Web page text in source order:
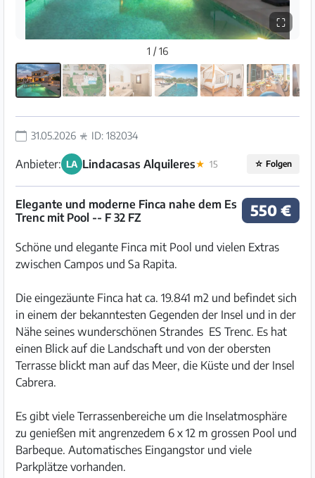
⛶
1 / 16
31.05.2026 ID: 182034
Anbieter: LA Lindacasas Alquileres★ 15 ☆ Folgen
550 €
Elegante und moderne Finca nahe dem Es
Trenc mit Pool -- F 32 FZ
Schöne und elegante Finca mit Pool und vielen Extras
zwischen Campos und Sa Rapita.
Die eingezäunte Finca hat ca. 19.841 m2 und befindet sich
in einem der bekanntesten Gegenden der Insel und in der
Nähe seines wunderschönen Strandes ES Trenc. Es hat
einen Blick auf die Landschaft und von der obersten
Terrasse blickt man auf das Meer, die Küste und der Insel
Cabrera.
Es gibt viele Terrassenbereiche um die Inselatmosphäre
zu genießen mit angrenzedem 6 x 12 m grossen Pool und
Barbeque. Automatisches Eingangstor und viele
Parkplätze vorhanden.